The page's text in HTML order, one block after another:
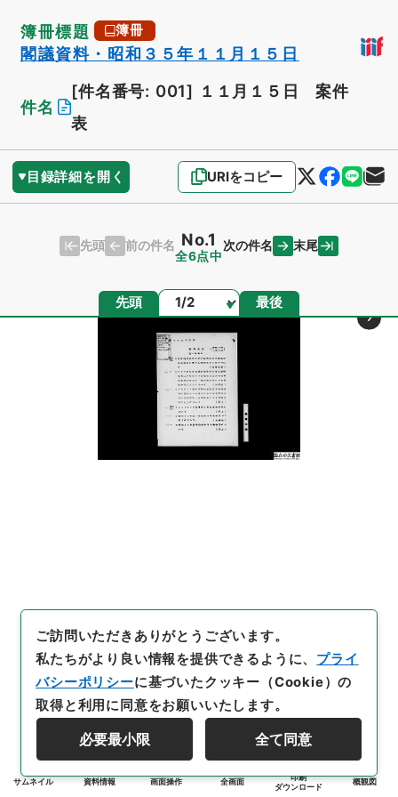
簿冊標題 簿冊
閣議資料・昭和３５年１１月１５日
件名
[件名番号: 001] １１月１５日 案件
表
目録詳細を開く URIをコピー
先頭 前の件名 No.1
全6点中
次の件名 末尾
先頭 ページ 最後
サムネイル 資料情報 画面操作 全画面
印刷
ダウンロード
概観図
ご訪問いただきありがとうございます。
私たちがより良い情報を提供できるように、 プライ
バシーポリシーに基づいたクッキー（Cookie）の
取得と利用に同意をお願いいたします。
必要最小限 全て同意